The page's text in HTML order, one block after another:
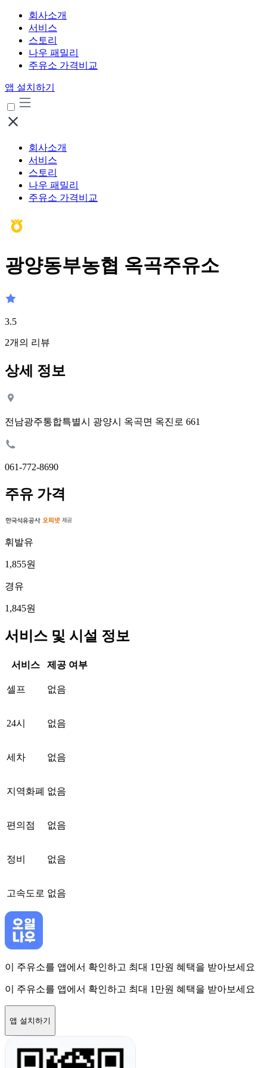
회사소개
서비스
스토리
나우 패밀리
주유소 가격비교
앱 설치하기
회사소개
서비스
스토리
나우 패밀리
주유소 가격비교
광양동부농협 옥곡주유소
3.5
2개의 리뷰
상세 정보
전남광주통합특별시 광양시 옥곡면 옥진로 661
061-772-8690
주유 가격
휘발유
1,855원
경유
1,845원
서비스 및 시설 정보
서비스 제공 여부
셀프 없음
24시 없음
세차 없음
지역화폐 없음
편의점 없음
정비 없음
고속도로 없음
이 주유소를 앱에서 확인하고 최대 1만원 혜택을 받아보세요
이 주유소를 앱에서 확인하고 최대 1만원 혜택을 받아보세요
앱 설치하기